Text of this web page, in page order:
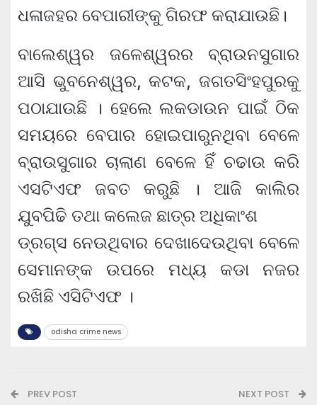
ଧଳାଜହର ବେପାରୀଙ୍କୁ ଗିରଫ କରାଯାଉଛି।
ବାଲେଶ୍ୱର ଜଳେଶ୍ୱରର ବ୍ରାଉନସୁଗାର
ଆସି ଭୁବନେଶ୍ୱର, କଟକ, ଜଗତସିଂହପୁରକୁ
ପଠାଯାଉଛି । ହେଲେ ଲକଡାଉନ ପାଇଁ ଠିକ
ସମୟରେ ବେପାର ହୋଇପାରୁନଥିବା ବେଳେ
ବ୍ରାଉସୁଗାର ଚାଲାଣ ବେଳେ ହିଁ ଚଢାଉ କରି
ଏସଟିଏଫ ଜବତ କରୁଛି । ଆଜି କାଲିର
ଯୁବପିଢି ତଥା କଲେଜ ଛାତ୍ର ଅଧିକାଂଶ
ଡ୍ରଗ୍ସ ନେଉଥିବାର ଦେଖାଦେଉଥିବା ବେଳେ
ସେମାନଙ୍କ ଉପରେ ମଧ୍ୟ କଡା ନଜର
ରଖିଛି ଏସିଟିଏଫ ।
odisha crime news
PREV POST NEXT POST